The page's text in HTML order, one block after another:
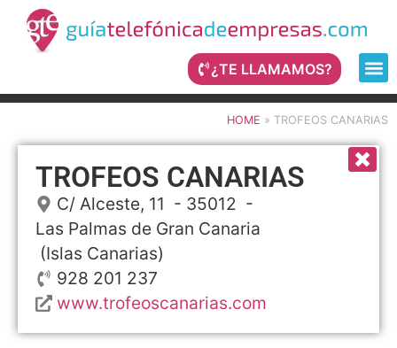
¿TE LLAMAMOS?
HOME » TROFEOS CANARIAS
TROFEOS CANARIAS
C/ Alceste, 11 - 35012 -
Las Palmas de Gran Canaria
(Islas Canarias)
928 201 237
www.trofeoscanarias.com